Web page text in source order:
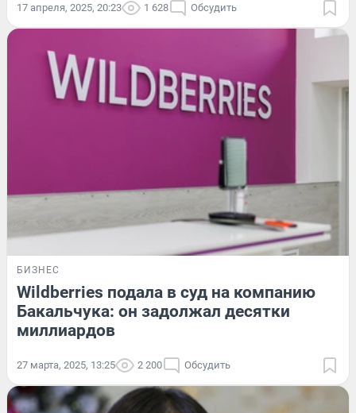
17 апреля, 2025, 20:23 1 628 Обсудить
БИЗНЕС
Wildberries подала в суд на компанию
Бакальчука: он задолжал десятки
миллиардов
27 марта, 2025, 13:25 2 200 Обсудить